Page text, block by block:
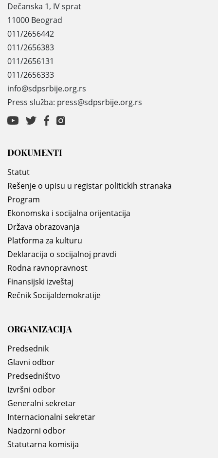
Dečanska 1, IV sprat
11000 Beograd
011/2656442
011/2656383
011/2656131
011/2656333
info@sdpsrbije.org.rs
Press služba: press@sdpsrbije.org.rs
DOKUMENTI
Statut
Rešenje o upisu u registar politickih stranaka
Program
Ekonomska i socijalna orijentacija
Država obrazovanja
Platforma za kulturu
Deklaracija o socijalnoj pravdi
Rodna ravnopravnost
Finansijski izveštaj
Rečnik Socijaldemokratije
ORGANIZACIJA
Predsednik
Glavni odbor
Predsedništvo
Izvršni odbor
Generalni sekretar
Internacionalni sekretar
Nadzorni odbor
Statutarna komisija